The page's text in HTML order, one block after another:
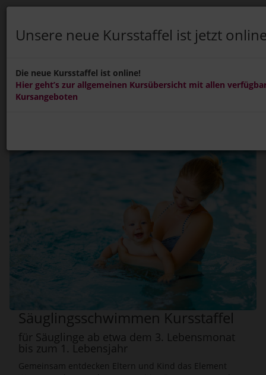
Einzeltermine
Säuglingsschwimmen Kursstaffel
für Säuglinge ab etwa dem 3. Lebensmonat
bis zum 1. Lebensjahr
Gemeinsam entdecken Eltern und Kind das Element
Unsere neue Kursstaffel ist jetzt
Die neue Kursstaffel ist online!
Hier geht’s zur allgemeinen Kursübersicht mit allen
Kursangeboten